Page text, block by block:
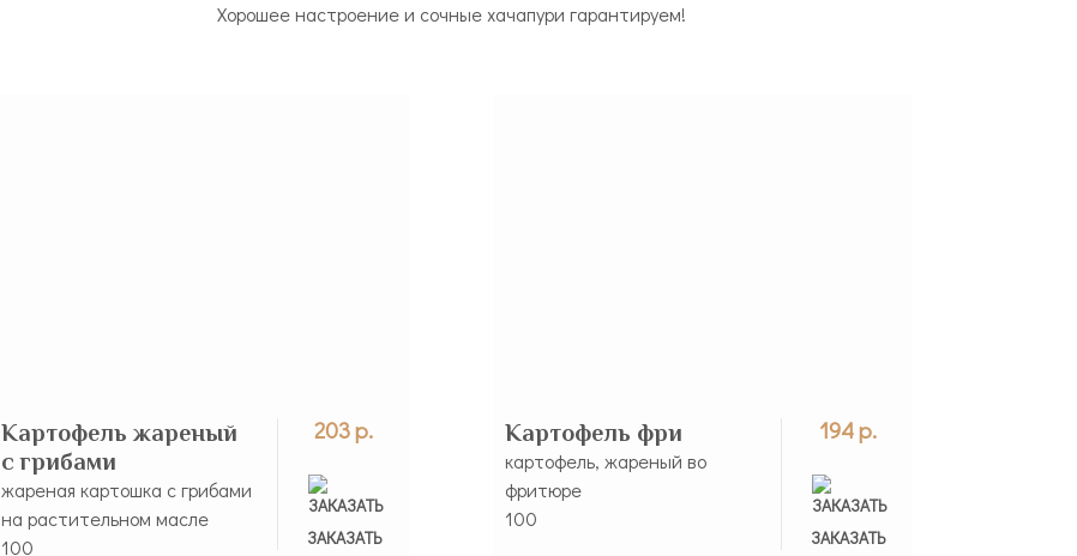
Хорошее настроение и сочные хачапури гарантируем!
203 р.
ЗАКАЗАТЬ
ЗАКАЗАНО
Картофель жареный
с грибами
жареная картошка с грибами
на растительном масле
100
194 р.
ЗАКАЗАТЬ
ЗАКАЗАНО
Картофель фри
картофель, жареный во
фритюре
100